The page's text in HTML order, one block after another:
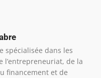
spécialisée dans les
l’entrepreneuriat, de la
financement et de